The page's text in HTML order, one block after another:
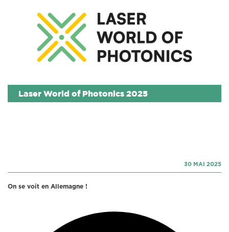
Laser World of Photonics 2025
30 MAI 2025
On se voit en Allemagne !